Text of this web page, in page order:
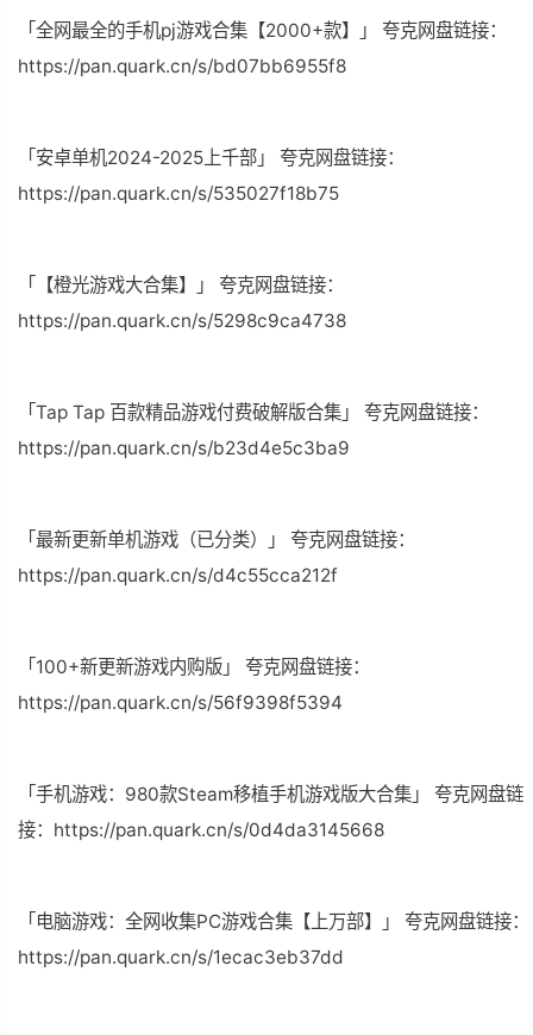
「全网最全的手机pj游戏合集【2000+款】」 夸克网盘链接：
https://pan.quark.cn/s/bd07bb6955f8
「安卓单机2024-2025上千部」 夸克网盘链接：
https://pan.quark.cn/s/535027f18b75
「【橙光游戏大合集】」 夸克网盘链接：
https://pan.quark.cn/s/5298c9ca4738
「Tap Tap 百款精品游戏付费破解版合集」 夸克网盘链接：
https://pan.quark.cn/s/b23d4e5c3ba9
「最新更新单机游戏（已分类）」 夸克网盘链接：
https://pan.quark.cn/s/d4c55cca212f
「100+新更新游戏内购版」 夸克网盘链接：
https://pan.quark.cn/s/56f9398f5394
「手机游戏：980款Steam移植手机游戏版大合集」 夸克网盘链
接：https://pan.quark.cn/s/0d4da3145668
「电脑游戏：全网收集PC游戏合集【上万部】」 夸克网盘链接：
https://pan.quark.cn/s/1ecac3eb37dd